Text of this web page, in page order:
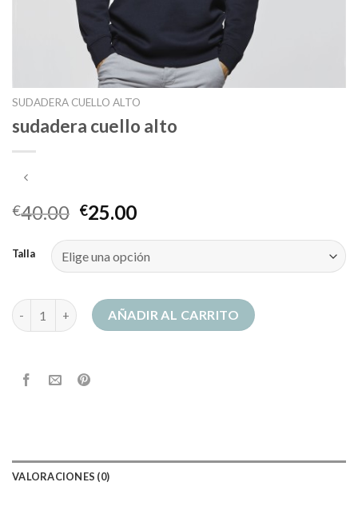
SUDADERA CUELLO ALTO
sudadera cuello alto
€40.00 €25.00
Talla
sudadera cuello alto cantidadAÑADIR AL CARRITO
VALORACIONES (0)